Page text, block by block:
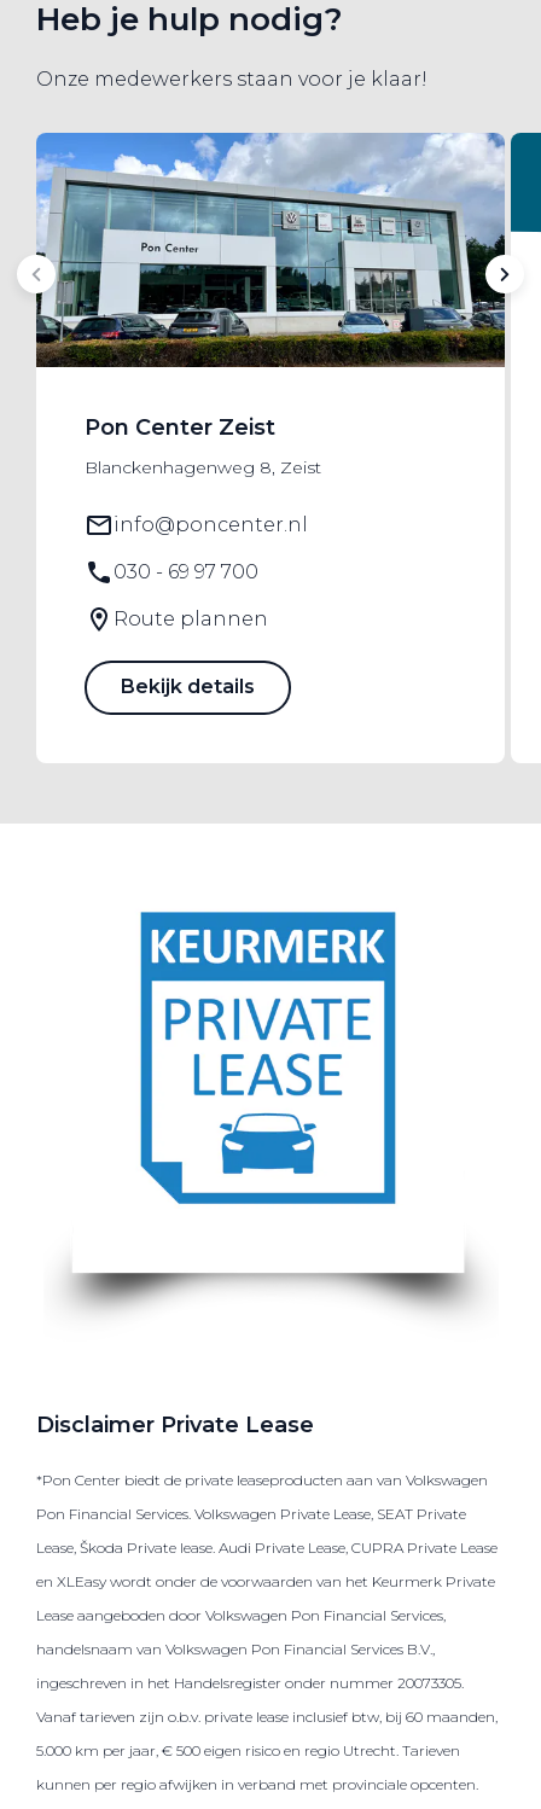
Heb je hulp nodig?
Onze medewerkers staan voor je klaar!
Pon Center Zeist
Blanckenhagenweg 8, Zeist
info@poncenter.nl
030 - 69 97 700
Route plannen
Bekijk details
Disclaimer Private Lease
*Pon Center biedt de private leaseproducten aan van Volkswagen
Pon Financial Services. Volkswagen Private Lease, SEAT Private
Lease, Škoda Private lease. Audi Private Lease, CUPRA Private Lease
en XLEasy wordt onder de voorwaarden van het Keurmerk Private
Lease aangeboden door Volkswagen Pon Financial Services,
handelsnaam van Volkswagen Pon Financial Services B.V.,
ingeschreven in het Handelsregister onder nummer 20073305.
Vanaf tarieven zijn o.b.v. private lease inclusief btw, bij 60 maanden,
5.000 km per jaar, € 500 eigen risico en regio Utrecht. Tarieven
kunnen per regio afwijken in verband met provinciale opcenten.